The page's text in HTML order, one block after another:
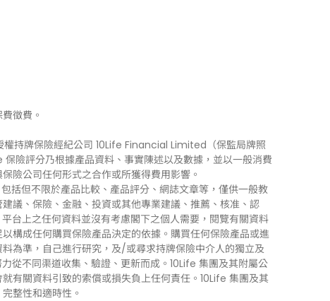
徵費。
權持牌保險經紀公司 10Life Financial Limited（保監局牌照
保險評分乃根據產品資料、事實陳述以及數據，並以一般消費
險公司任何形式之合作或所獲得費用影響。
括但不限於產品比較、產品評分、網誌文章等，僅供一般教
議、保險、金融、投資或其他專業建議、推薦、核准、認
台上之任何資料並沒有考慮閣下之個人需要，閱覽有關資料
構成任何購買保險產品決定的依據。購買任何保險產品或進
為準，自己進行研究，及/或尋求持牌保險中介人的獨立及
從不同渠道收集、驗證、更新而成。10Life 集團及其附屬公
有關資料引致的索償或損失負上任何責任。10Life 集團及其
整性和適時性。